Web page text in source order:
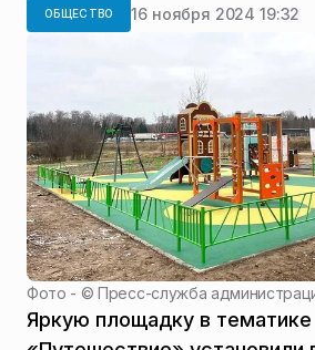
ОБЩЕСТВО 16 ноября 2024 19:32
Фото - ©Пресс-служба
Яркую площадку в тематике